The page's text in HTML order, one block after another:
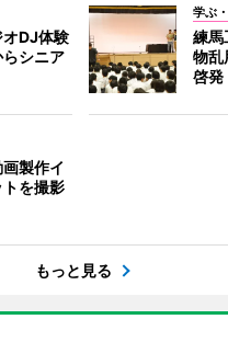
DJ体験
シニア
学ぶ
練馬
物
啓発
製作イ
を撮影
もっと見る